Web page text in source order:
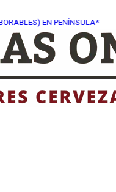
EN PENÍNSULA*